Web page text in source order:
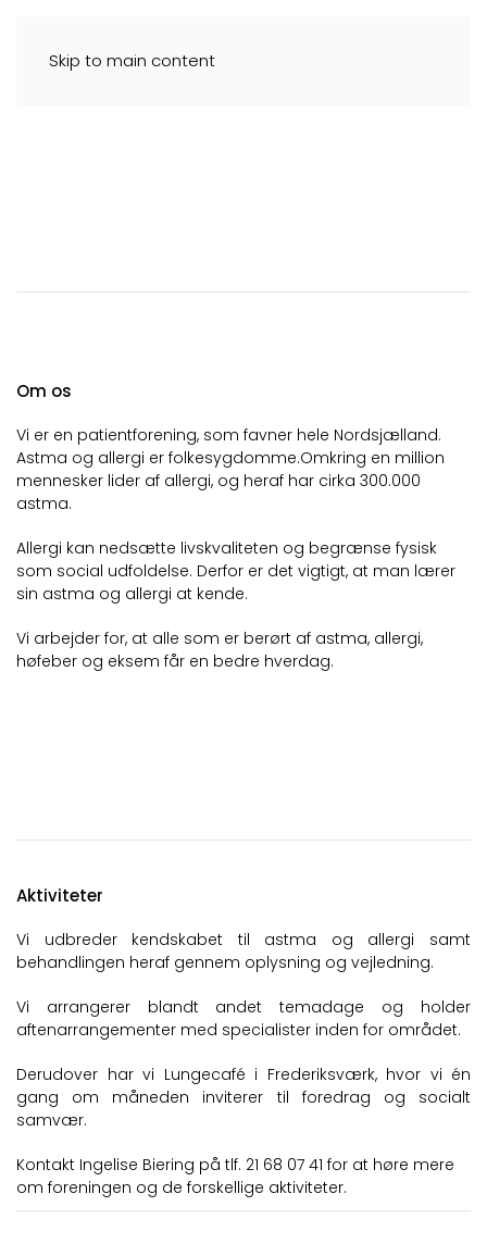
Skip to main content
Om os
Vi er en patientforening, som favner hele Nordsjælland.
Astma og allergi er folkesygdomme.Omkring en million
mennesker lider af allergi, og heraf har cirka 300.000
astma.
Allergi kan nedsætte livskvaliteten og begrænse fysisk
som social udfoldelse. Derfor er det vigtigt, at man lærer
sin astma og allergi at kende.
Vi arbejder for, at alle som er berørt af astma, allergi,
høfeber og eksem får en bedre hverdag.
Aktiviteter
Vi udbreder kendskabet til astma og allergi samt
behandlingen heraf gennem oplysning og vejledning.
Vi arrangerer blandt andet temadage og holder
aftenarrangementer med specialister inden for området.
Derudover har vi Lungecafé i Frederiksværk, hvor vi én
gang om måneden inviterer til foredrag og socialt
samvær.
Kontakt Ingelise Biering på tlf. 21 68 07 41 for at høre mere
om foreningen og de forskellige aktiviteter.